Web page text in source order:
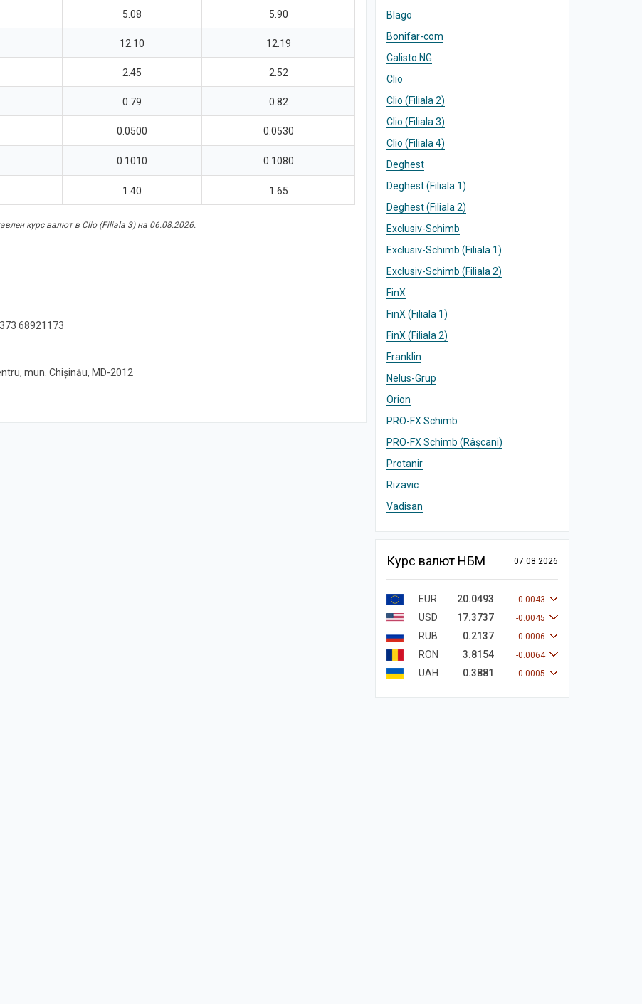
5.08 5.90
12.10 12.19
2.45 2.52
0.79 0.82
0.0500 0.0530
0.1010 0.1080
1.40 1.65
курс валют в Clio (Filiala 3) на 06.08.2026.
68921173
mun. Chișinău, MD-2012
Blago
Bonifar-com
Calisto NG
Clio
Clio (Filiala 2)
Clio (Filiala 3)
Clio (Filiala 4)
Deghest
Deghest (Filiala 1)
Deghest (Filiala 2)
Exclusiv-Schimb
Exclusiv-Schimb (Filiala 1)
Exclusiv-Schimb (Filiala 2)
FinX
FinX (Filiala 1)
FinX (Filiala 2)
Franklin
Nelus-Grup
Orion
PRO-FX Schimb
PRO-FX Schimb (Râșcani)
Protanir
Rizavic
Vadisan
Курс валют НБМ 07.08.2026
EUR 20.0493 -0.0043
USD 17.3737 -0.0045
RUB 0.2137 -0.0006
RON 3.8154 -0.0064
UAH 0.3881 -0.0005